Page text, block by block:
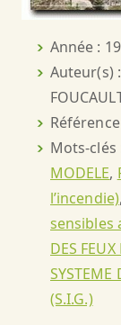
Année :
Auteur(s) :
Mots-
MODELE,
l’incendie),
sensibles
DES FEUX
SYSTEME
(S.I.G.)